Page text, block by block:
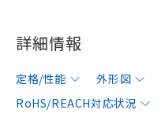
詳細情報
定格/性能 外形図
RoHS/REACH対応状況